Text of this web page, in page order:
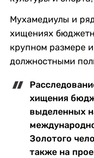
Мухамедиулы и
хищениях
крупном размере
должностными
хищения
выделенных
Золотого
также на